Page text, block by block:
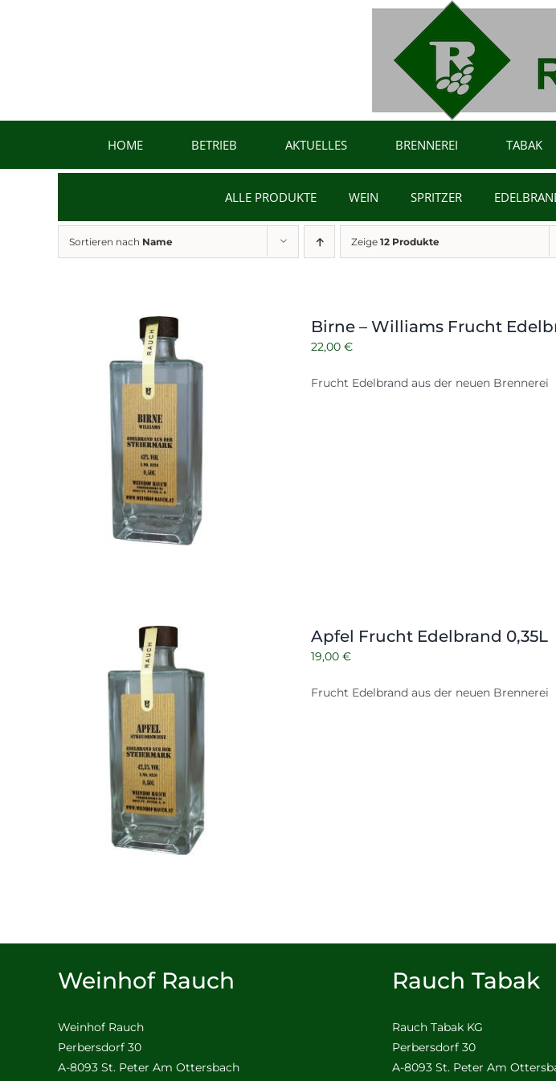
HOME BETRIEB AKTUELLES BRENNEREI TABAK
ALLE PRODUKTE WEIN SPRITZER
Sortieren nach Name Zeige 12 Produkte
Birne – Williams Frucht
22,00 €
Frucht Edelbrand aus der neuen
Apfel Frucht Edelbrand 0,35L
19,00 €
Frucht Edelbrand aus der neuen
Weinhof Rauch
Weinhof Rauch
Perbersdorf 30
A-8093 St. Peter Am Ottersbach
Rauch Tabak
Rauch Tabak KG
Perbersdorf 30
A-8093 St. Peter Am